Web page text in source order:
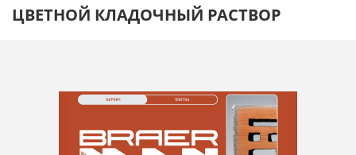
ЦВЕТНОЙ КЛАДОЧНЫЙ РАСТВОР